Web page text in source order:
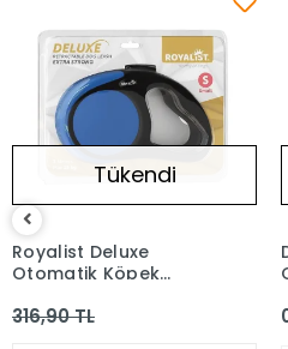
Tükendi
Royalist Deluxe
Otomatik Köpek
Mavi Small 3 mt
316,90 TL